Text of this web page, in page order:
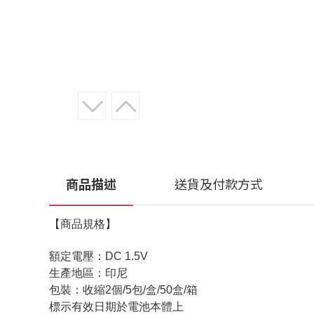
商品描述 送貨及付款方式
【商品規格】
額定電壓：DC 1.5V
生產地區：印尼
包裝：收縮2個/5包/盒/50盒/箱
標示有效日期於電池本體上